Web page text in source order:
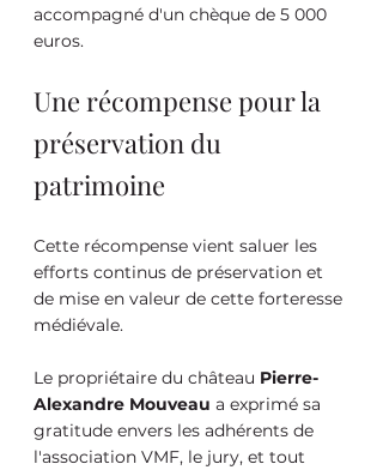
accompagné d'un chèque de 5 000
euros.
Une récompense pour la
préservation du
patrimoine
Cette récompense vient saluer les
efforts continus de préservation et
de mise en valeur de cette forteresse
médiévale.
Le propriétaire du château Pierre-
Alexandre Mouveau a exprimé sa
gratitude envers les adhérents de
l'association VMF, le jury, et tout